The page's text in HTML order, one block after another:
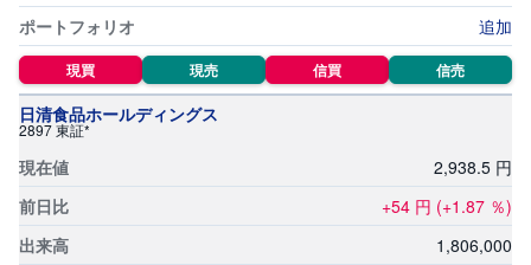
追加
現買 現売 信買 信売
日清食品ホールディングス
2897 東証*
2,938.5 円
+54 円 (+1.87 ％)
1,806,000